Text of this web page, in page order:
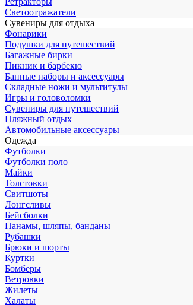
Светоотражатели
Сувениры для отдыха
Фонарики
Подушки для путешествий
Багажные бирки
Пикник и барбекю
Банные наборы и аксессуары
Складные ножи и мультитулы
Игры и головоломки
Сувениры для путешествий
Пляжный отдых
Автомобильные аксессуары
Одежда
Футболки
Футболки поло
Майки
Толстовки
Свитшоты
Лонгсливы
Бейсболки
Панамы, шляпы, банданы
Рубашки
Брюки и шорты
Куртки
Бомберы
Ветровки
Жилеты
Халаты